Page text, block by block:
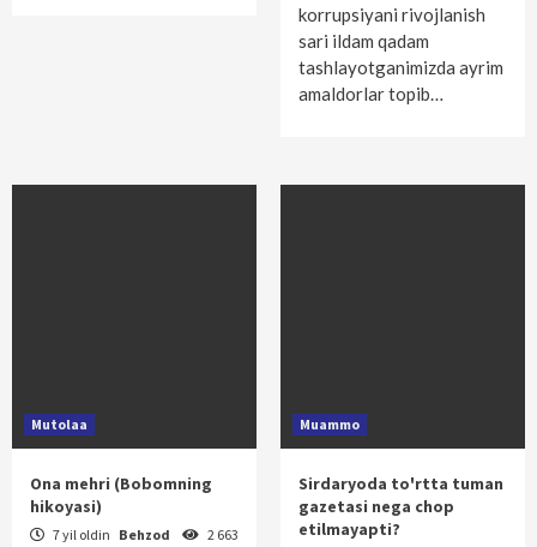
korrupsiyani rivojlanish
sari ildam qadam
tashlayotganimizda ayrim
amaldorlar topib…
Mutolaa
Ona mehri (Bobomning
hikoyasi)
7 yil oldin Behzod 2 663
Muammo
Sirdaryoda to'rtta tuman
gazetasi nega chop
etilmayapti?